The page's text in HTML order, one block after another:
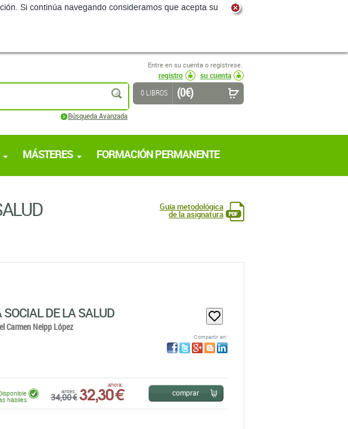
Si continúa navegando consideramos que acepta su
Entre en su cuenta o regístrese.
registro
su cuenta
buscar
Búsqueda Avanzada
0 LIBROS (0 €)
MÁSTERES FORMACIÓN PERMANENTE
Guía metodológica
de la asignatura
DE LA SALUD
Carmen Neipp López
Compartir en:
antes:
34,00 €
ahora:
32,30 €
hábiles
comprar